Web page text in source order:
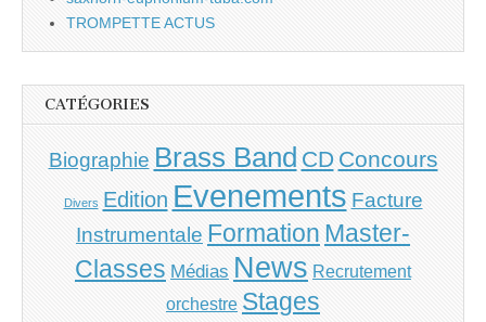
TROMPETTE ACTUS
CATÉGORIES
Biographie Brass Band CD Concours
Divers Edition Evenements Facture
Instrumentale Formation Master-
Classes Médias News Recrutement
orchestre Stages